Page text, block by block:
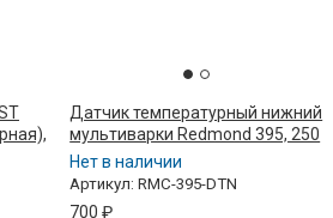
Датчик температурный нижний
мультиварки Redmond 395, 250
Нет в наличии
Артикул: RMC-395-DTN
700₽